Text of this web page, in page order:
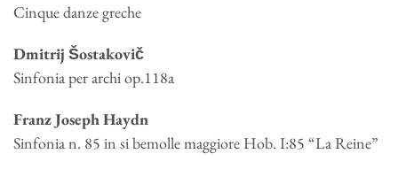
Cinque danze greche
Dmitrij Šostakovič
Sinfonia per archi op.118a
Franz Joseph Haydn
Sinfonia n. 85 in si bemolle maggiore Hob. I:85 “La Reine”